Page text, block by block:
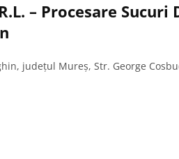
– Procesare Sucuri
județul Mureș, Str. George